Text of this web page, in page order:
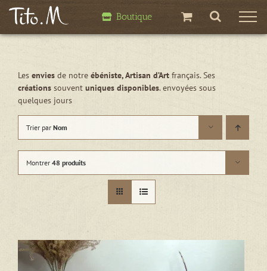
Passer
Boutique
Les envies de notre ébéniste, Artisan d’Art français. Ses
créations souvent uniques disponibles. envoyées sous
quelques jours
Trier par Nom
Montrer 48 produits